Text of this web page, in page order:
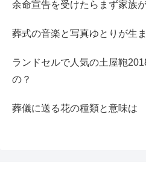
余命宣告を受けたらまず家族
葬式の音楽と写真ゆとりが生
ランドセルで人気の土屋鞄
の？
葬儀に送る花の種類と意味は